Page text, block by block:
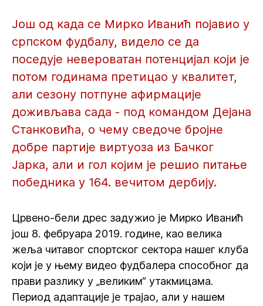
Још од када се Мирко Иванић појавио у
српском фудбалу, видело се да
поседује невероватан потенцијал који је
потом годинама претицао у квалитет,
али сезону потпуне афирмације
доживљава сада - под командом Дејана
Станковића, о чему сведоче бројне
добре партије виртуоза из Бачког
Јарка, али и гол којим је решио питање
победника у 164. вечитом дербију.
Црвено-бели дрес задужио је Мирко Иванић
још 8. фебруара 2019. године, као велика
жеља читавог спортског сектора нашег клуба
који је у њему видео фудбалера способног да
прави разлику у „великим“ утакмицама.
Период адаптације је трајао, али у нашем